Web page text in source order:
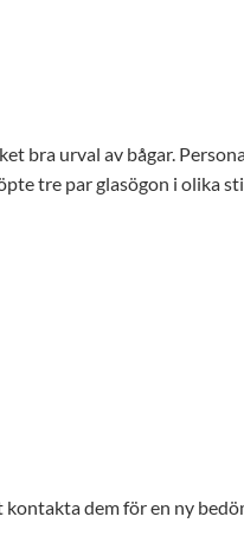
bra urval av bågar.
tre par glasögon i olika
kontakta dem för en ny